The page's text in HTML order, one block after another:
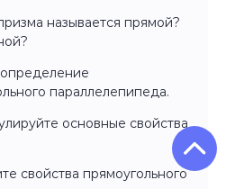
называется прямой?
параллелепипеда.
основные свойства
свойства прямоугольного